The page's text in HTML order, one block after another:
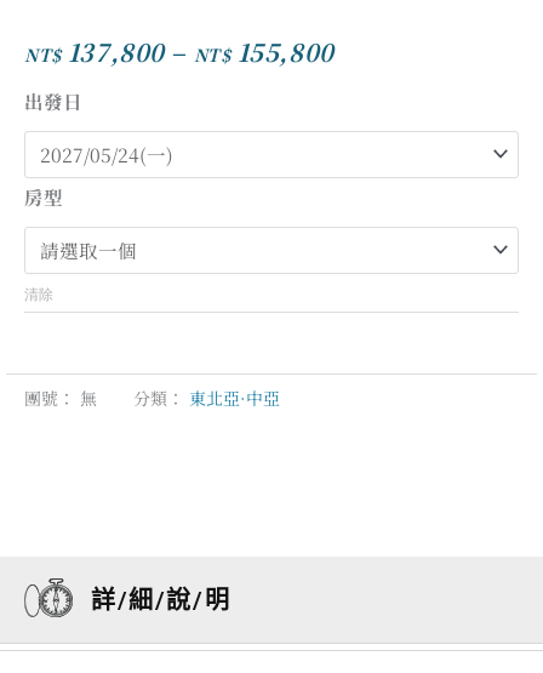
NT$ 137,800 – NT$ 155,800價
範
NT$137,800
到
出發日
房型
清除
團號： 無 分類： 東北亞·中亞
詳/細/說/明